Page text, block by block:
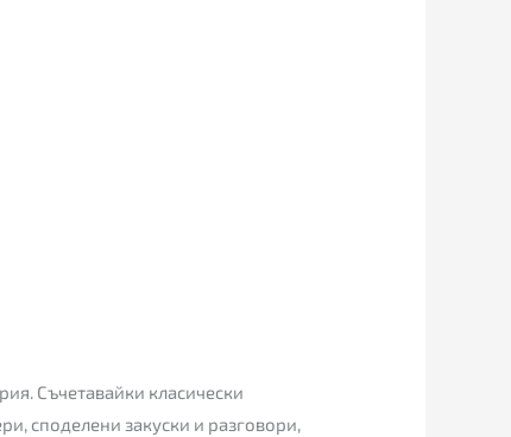
Съчетавайки класически
споделени закуски и разговори,